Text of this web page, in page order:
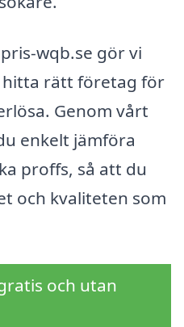
wqb.se gör vi
rätt företag för
Genom vårt
enkelt jämföra
proffs, så att du
och kvaliteten som
och utan